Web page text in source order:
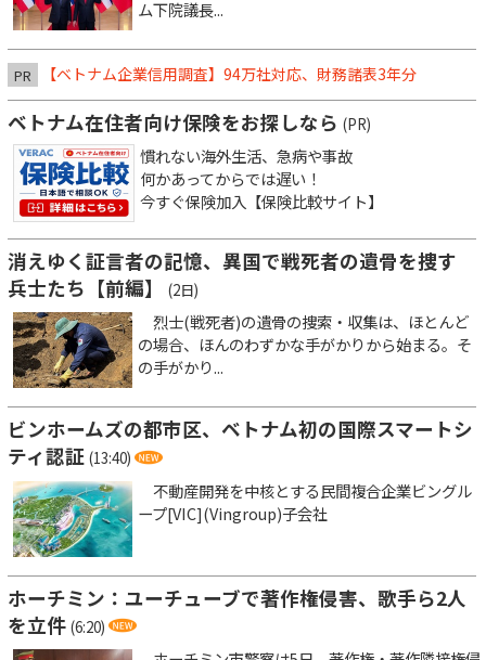
ム下院議長...
PR 【ベトナム企業信用調査】94万社対応、財務諸表3年分
ベトナム在住者向け保険をお探しなら (PR)
慣れない海外生活、急病や事故
何かあってからでは遅い！
今すぐ保険加入【保険比較サイト】
消えゆく証言者の記憶、異国で戦死者の遺骨を捜す
兵士たち【前編】
(2日)
烈士(戦死者)の遺骨の捜索・収集は、ほとんど
の場合、ほんのわずかな手がかりから始まる。そ
の手がかり...
ビンホームズの都市区、ベトナム初の国際スマートシ
ティ認証 (13:40)
不動産開発を中核とする民間複合企業ビングル
ープ[VIC](Vingroup)子会社
ホーチミン：ユーチューブで著作権侵害、歌手ら2人
を立件 (6:20)